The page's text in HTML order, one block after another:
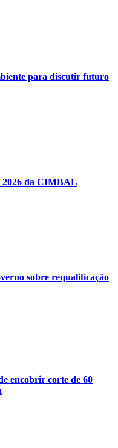
para discutir futuro
2026 da CIMBAL
sobre requalificação
encobrir corte de 60